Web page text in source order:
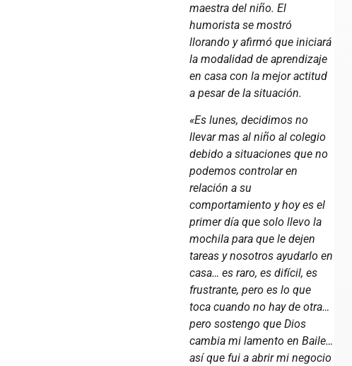
maestra del niño. El
humorista se mostró
llorando y afirmó que iniciará
la modalidad de aprendizaje
en casa con la mejor actitud
a pesar de la situación.
«Es lunes, decidimos no
llevar mas al niño al colegio
debido a situaciones que no
podemos controlar en
relación a su
comportamiento y hoy es el
primer día que solo llevo la
mochila para que le dejen
tareas y nosotros ayudarlo en
casa… es raro, es difícil, es
frustrante, pero es lo que
toca cuando no hay de otra…
pero sostengo que Dios
cambia mi lamento en Baile…
así que fui a abrir mi negocio